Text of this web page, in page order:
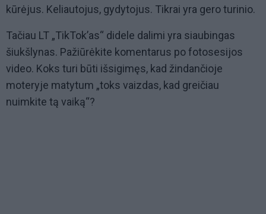
kūrėjus. Keliautojus, gydytojus. Tikrai yra gero turinio.
Tačiau LT „TikTok’as“ didele dalimi yra siaubingas
šiukšlynas. Pažiūrėkite komentarus po fotosesijos
video. Koks turi būti išsigimęs, kad žindančioje
moteryje matytum „toks vaizdas, kad greičiau
nuimkite tą vaiką“?